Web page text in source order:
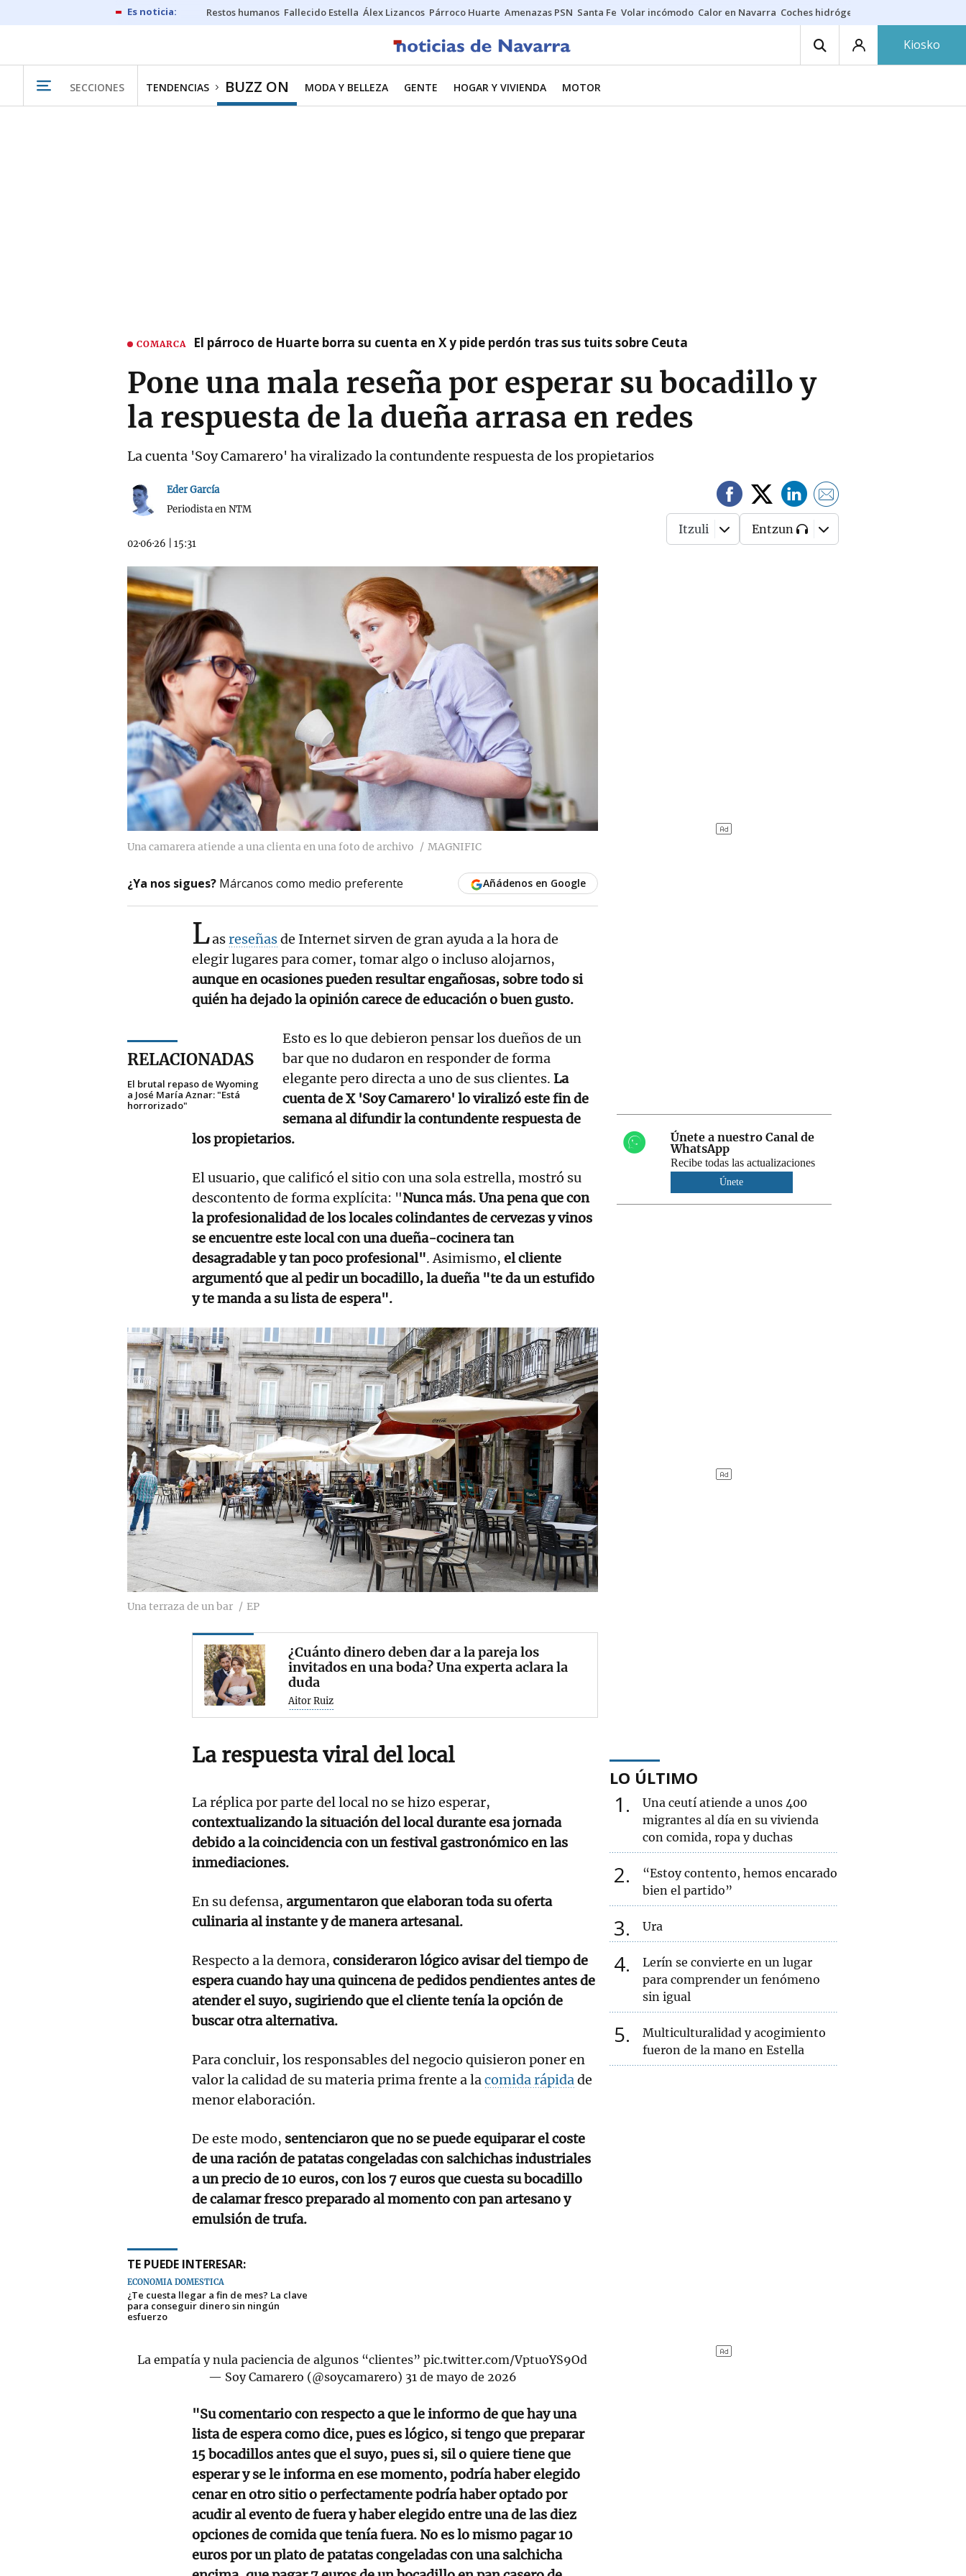
Restos humanos Fallecido Estella Álex Lizancos Párroco Huarte Amenazas PSN Santa Fe Volar incómodo Calor en Navarra Coches hidrógeno
Kiosko
SECCIONES TENDENCIAS BUZZ ON MODA Y BELLEZA GENTE HOGAR Y VIVIENDA MOTOR
COMARCA El párroco de Huarte borra su cuenta en X y pide perdón tras sus tuits sobre Ceuta
Pone una mala reseña por esperar su bocadillo y
la respuesta de la dueña arrasa en redes
La cuenta 'Soy Camarero' ha viralizado la contundente respuesta de los propietarios
Eder García
Periodista en NTM
02·06·26 15:31
Itzuli Entzun
Una camarera atiende a una clienta en una foto de archivo MAGNIFIC
¿Ya nos sigues? Márcanos como medio preferente Añádenos en Google
Lasreseñasde Internet sirven de gran ayuda a la hora de
elegir lugares para comer, tomar algo o incluso alojarnos,
aunque en ocasiones pueden resultar engañosas, sobre todo si
quién ha dejado la opinión carece de educación o buen gusto.
RELACIONADAS
El brutal repaso de Wyoming
a José María Aznar: "Está
horrorizado"
Esto es lo que debieron pensar los dueños de un
bar que no dudaron en responder de forma
elegante pero directa a uno de sus clientes. La
cuenta de X 'Soy Camarero' lo viralizó este fin de
semana al difundir la contundente respuesta de
los propietarios.
El usuario, que calificó el sitio con una sola estrella, mostró su
descontento de forma explícita: "Nunca más. Una pena que con
la profesionalidad de los locales colindantes de cervezas y vinos
se encuentre este local con una dueña-cocinera tan
desagradable y tan poco profesional". Asimismo, el cliente
argumentó que al pedir un bocadillo, la dueña "te da un estufido
y te manda a su lista de espera".
Una terraza de un bar EP
¿Cuánto dinero deben dar a la pareja los
invitados en una boda? Una experta aclara la
duda
Aitor Ruiz
La respuesta viral del local
La réplica por parte del local no se hizo esperar,
contextualizando la situación del local durante esa jornada
debido a la coincidencia con un festival gastronómico en las
inmediaciones.
En su defensa, argumentaron que elaboran toda su oferta
culinaria al instante y de manera artesanal.
Respecto a la demora, consideraron lógico avisar del tiempo de
espera cuando hay una quincena de pedidos pendientes antes de
atender el suyo, sugiriendo que el cliente tenía la opción de
buscar otra alternativa.
Para concluir, los responsables del negocio quisieron poner en
valor la calidad de su materia prima frente a lacomida rápidade
menor elaboración.
De este modo, sentenciaron que no se puede equiparar el coste
de una ración de patatas congeladas con salchichas industriales
a un precio de 10 euros, con los 7 euros que cuesta su bocadillo
de calamar fresco preparado al momento con pan artesano y
emulsión de trufa.
TE PUEDE INTERESAR:
ECONOMÍA DOMÉSTICA
¿Te cuesta llegar a fin de mes? La clave
para conseguir dinero sin ningún
esfuerzo
La empatía y nula paciencia de algunos “clientes”pic.twitter.com/VptuoYS9Od
— Soy Camarero (@soycamarero) 31 de mayo de 2026
"Su comentario con respecto a que le informo de que hay una
lista de espera como dice, pues es lógico, si tengo que preparar
15 bocadillos antes que el suyo, pues si, sil o quiere tiene que
esperar y se le informa en ese momento, podría haber elegido
cenar en otro sitio o perfectamente podría haber optado por
acudir al evento de fuera y haber elegido entre una de las diez
opciones de comida que tenía fuera. No es lo mismo pagar 10
euros por un plato de patatas congeladas con una salchicha
Únete a nuestro Canal de
WhatsApp
Recibe todas las actualizaciones
Únete
LO ÚLTIMO
1
Una ceutí atiende a unos 400
migrantes al día en su vivienda
con comida, ropa y duchas
2
“Estoy contento, hemos encarado
bien el partido”
3 Ura
4
Lerín se convierte en un lugar
para comprender un fenómeno
sin igual
5
Multiculturalidad y acogimiento
fueron de la mano en Estella